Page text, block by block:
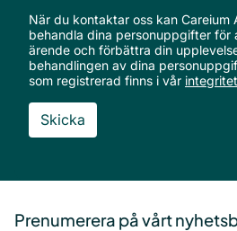
När du kontaktar oss kan Careium
behandla dina personuppgifter för
ärende och förbättra din
behandlingen av dina
som registrerad finns i vår
Prenumerera på vårt